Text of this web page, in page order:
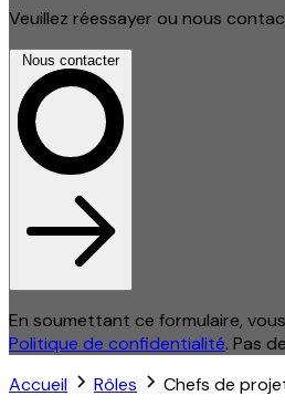
Veuillez réessayer ou nous
Nous contacter
En soumettant ce formulaire,
Politique de confidentialité. Pas
Accueil
Rôles Chefs de